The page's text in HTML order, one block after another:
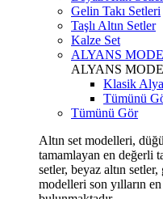
Gelin Takı Setleri
Taşlı Altın Setler
Kalze Set
ALYANS
ALYANS
Klasik
Tümünü
Tümünü Gör
Altın set modelleri,
tamamlayan en değerli
setler, beyaz altın setler,
modelleri son yılların